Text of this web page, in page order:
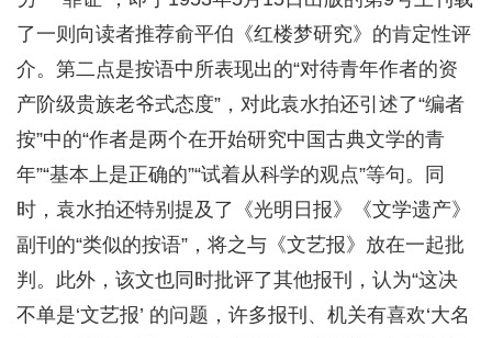
了一则向读者推荐俞平伯《红楼梦研究》的肯定性评
介。第二点是按语中所表现出的“对待青年作者的资
产阶级贵族老爷式态度”，对此袁水拍还引述了“编者
按”中的“作者是两个在开始研究中国古典文学的青
年”“基本上是正确的”“试着从科学的观点”等句。同
时，袁水拍还特别提及了《光明日报》《文学遗产》
副刊的“类似的按语”，将之与《文艺报》放在一起批
判。此外，该文也同时批评了其他报刊，认为“这决
不单是‘文艺报’ 的问题，许多报刊、机关有喜欢‘大名